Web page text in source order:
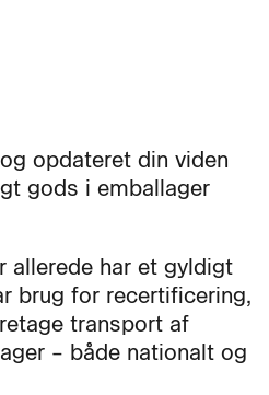
opdateret din viden
gods i emballager
allerede har et gyldigt
brug for recertificering,
transport af
– både nationalt og